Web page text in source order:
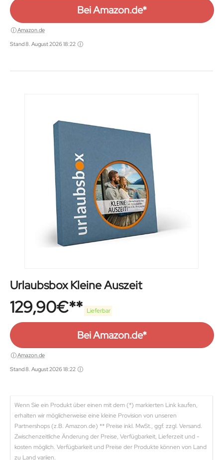
Bei Amazon.de*
Amazon.de
Stand 8. August 2026 18:22
Urlaubsbox Kleine Auszeit
129,90€ Lieferbar
Bei Amazon.de*
Amazon.de
Stand 8. August 2026 18:22
Wenn Sie ein Produkt über einen mit dem (*) markierten Link kaufen,
erhalten wir möglicherweise eine kleine Provision von unseren
Partnershops (z.B. Amazon.de) ** Preise inkl. MwSt., ggf. zzgl. Versand.
Zwischenzeitliche Änderung der Preise, Verfügbarkeit, Lieferzeit und -
kosten möglich. Verfügbarkeit und Preise der Produkte können von Land
zu Land variien.